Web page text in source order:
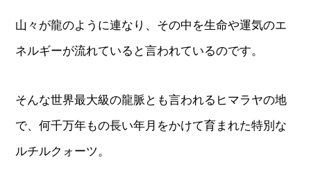
山々が龍のように連なり、その中を生命や運気のエ
ネルギーが流れていると言われているのです。
そんな世界最大級の龍脈とも言われるヒマラヤの地
で、何千万年もの長い年月をかけて育まれた特別な
ルチルクォーツ。